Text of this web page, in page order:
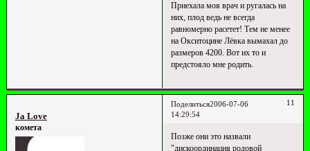
Приехала моя врач и ругалась на
них, плод ведь не всегда
равномерно расетет! Тем не менее
на Окситоцине Лёвка вымахал до
размеров 4200. Вот их то и
предстояло мне родить.
Поделиться 11
2006-07-06
14:29:54
Ja Love
комета
Позже они это назвали
"дискоординация родовой